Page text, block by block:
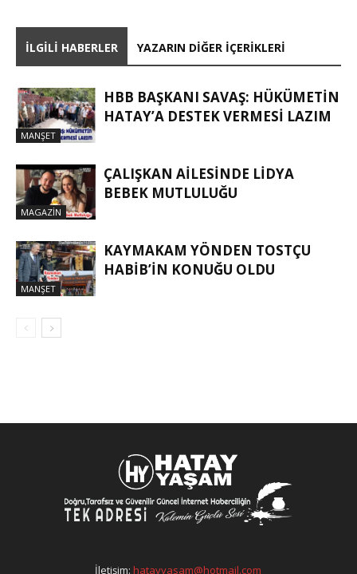
İLGILI HABERLER YAZARIN DIĞER İÇERIKLERI
MANŞET
HBB BAŞKANI SAVAŞ: HÜKÜMETİN
HATAY’A DESTEK VERMESİ LAZIM
MAGAZIN
ÇALIŞKAN AILESINDE LIDYA
BEBEK MUTLULUĞU
MANŞET
KAYMAKAM YÖNDEN TOSTÇU
HABIB’IN KONUĞU OLDU
İletişim:hatayyasam@hotmail.com